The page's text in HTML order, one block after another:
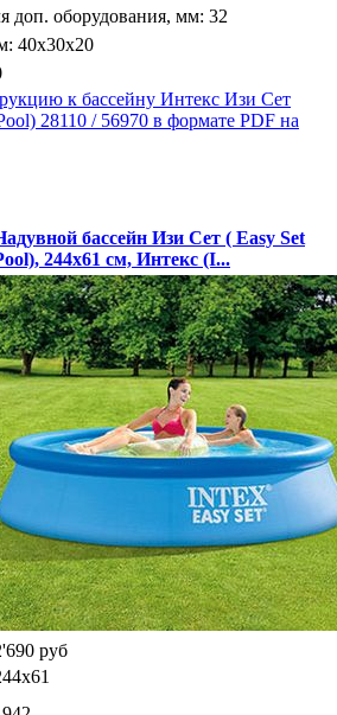
доп. оборудования, мм: 32
40х30х20
к бассейну Интекс Изи Сет
28110 / 56970 в формате PDF на
бассейн Изи Сет ( Easy Set
244х61 см, Интекс (I...
руб